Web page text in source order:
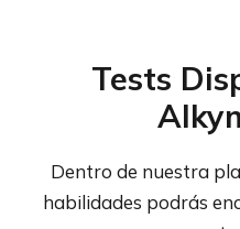
Tests
Dentro de nuestra
habilidades podrás